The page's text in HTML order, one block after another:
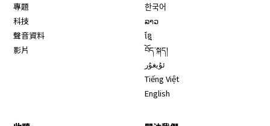
專題
科技
聲音資料
影片
한국어
ລາວ
ខ្មែ
བོད་སྐད།
ئۇيغۇر
Tiếng Việt
English